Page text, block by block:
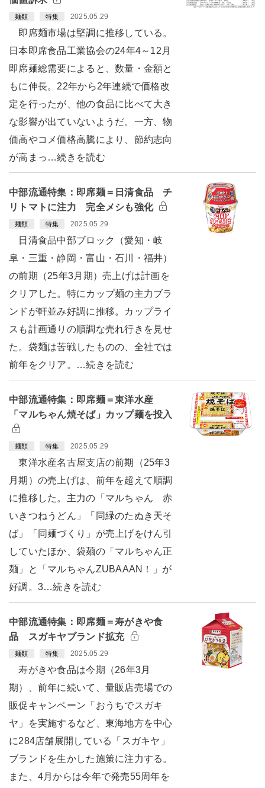
麺類 特集 2025.05.29
即席麺市場は堅調に推移している。
日本即席食品工業協会の24年4～12月
即席麺総需要によると、数量・金額と
もに伸長。22年から2年連続で価格改
定を行ったが、他の食品に比べて大き
な影響が出ていないようだ。一方、物
価高やコメ価格高騰により、節約志向
が高まっ…続きを読む
中部流通特集：即席麺＝日清食品 チ
リトマトに注力 完全メシも強化
麺類 特集 2025.05.29
日清食品中部ブロック（愛知・岐
阜・三重・静岡・富山・石川・福井）
の前期（25年3月期）売上げは計画を
クリアした。特にカップ麺の主力ブラ
ンドが軒並み好調に推移。カップライ
スも計画通りの順調な売れ行きを見せ
た。袋麺は苦戦したものの、全社では
前年をクリア。…続きを読む
中部流通特集：即席麺＝東洋水産
「マルちゃん焼そば」カップ麺を投入
麺類 特集 2025.05.29
東洋水産名古屋支店の前期（25年3
月期）の売上げは、前年を超えて順調
に推移した。主力の「マルちゃん 赤
いきつねうどん」「同緑のたぬき天そ
ば」「同麺づくり」が売上げをけん引
していたほか、袋麺の「マルちゃん正
麺」と「マルちゃんZUBAAAN！」が
好調。3…続きを読む
中部流通特集：即席麺＝寿がきや食
品 スガキヤブランド拡充
麺類 特集 2025.05.29
寿がきや食品は今期（26年3月
期）、前年に続いて、量販店売場での
販促キャンペーン「おうちでスガキ
ヤ」を実施するなど、東海地方を中心
に284店舗展開している「スガキヤ」
ブランドを生かした施策に注力する。
また、4月からは今年で発売55周年を